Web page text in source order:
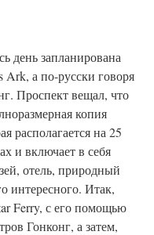
день запланирована
Ark, а по-русски говоря
Проспект вещал, что
копия
располагается на 25
и включает в себя
отель, природный
интересного. Итак,
Ferry, с его помощью
Гонконг, а затем,